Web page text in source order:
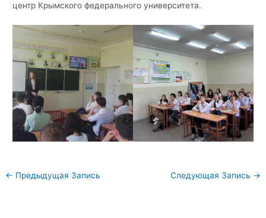
центр Крымского федерального университета.
Навигация
← Предыдущая Запись Следующая Запись →